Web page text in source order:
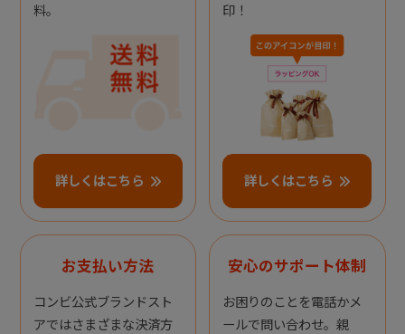
料。
詳しくはこちら
印！
詳しくはこちら
お支払い方法
コンビ公式ブランドスト
アではさまざまな決済方
安心のサポート体制
お困りのことを電話かメ
ールで問い合わせ。親